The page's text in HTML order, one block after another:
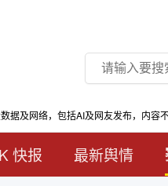
据及网络，包括AI及网友发布，内容
K 快报 最新舆情